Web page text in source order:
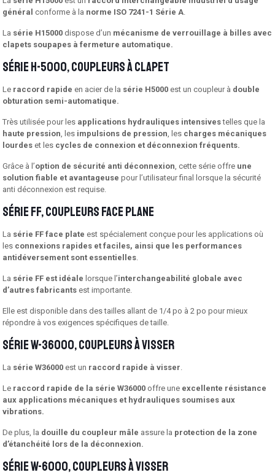
généralconforme à la norme ISO 7241-1 Série A.
La série H15000 dispose d’un mécanisme de verrouillage à billes avec
clapets soupapes à fermeture automatique.
Série H-5000, coupleurs à clapet
Le raccord rapide en acier de la série H5000 est un coupleur à double
obturation semi-automatique.
Très utilisée pour les applications hydrauliques intensivestelles que la
haute pression, les impulsions de pression, les charges mécaniques
lourdes et les cycles de connexion et déconnexion fréquents.
Grâce à l’option de sécurité anti déconnexion, cette série offre une
solution fiable et avantageuse pour l’utilisateur final lorsque la sécurité
anti déconnexion est requise.
Série FF, coupleurs face plane
La série FF face plate est spécialement conçue pour les applications où
les connexions rapides et faciles, ainsi que les performances
antidéversement sont essentielles.
La série FF est idéale lorsque l’interchangeabilité globale avec
d’autres fabricants est importante.
Elle est disponible dans des tailles allant de 1/4 po à 2 po pour mieux
répondre à vos exigences spécifiques de taille.
Série W-36000, coupleurs à visser
La série W36000 est un raccord rapide à visser.
Le raccord rapide de la série W36000 offre une excellente résistance
aux applications mécaniques et hydrauliques soumises aux
vibrations.
De plus, la douille du coupleur mâle assure la protection de la zone
d’étanchéité lors de la déconnexion.
Série W-6000, coupleurs à visser